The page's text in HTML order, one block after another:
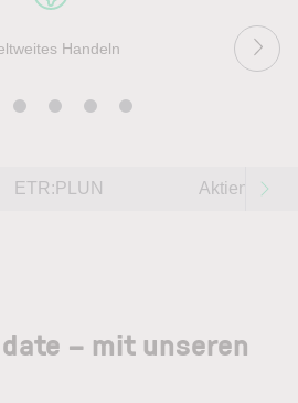
Handeln
ETR:PLUN Aktien im
– mit unseren